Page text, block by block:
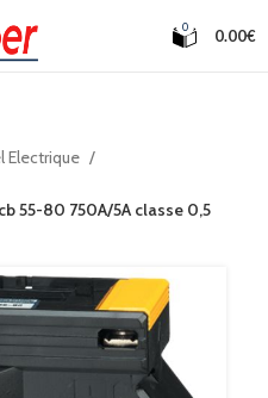
0 0.00€
Electrique
55-80 750A/5A classe 0,5